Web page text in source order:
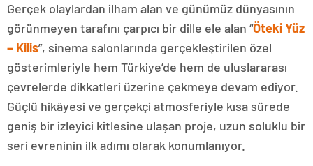
Gerçek olaylardan ilham alan ve günümüz dünyasının
görünmeyen tarafını çarpıcı bir dille ele alan “Öteki Yüz
– Kilis”, sinema salonlarında gerçekleştirilen özel
gösterimleriyle hem Türkiye’de hem de uluslararası
çevrelerde dikkatleri üzerine çekmeye devam ediyor.
Güçlü hikâyesi ve gerçekçi atmosferiyle kısa sürede
geniş bir izleyici kitlesine ulaşan proje, uzun soluklu bir
seri evreninin ilk adımı olarak konumlanıyor.